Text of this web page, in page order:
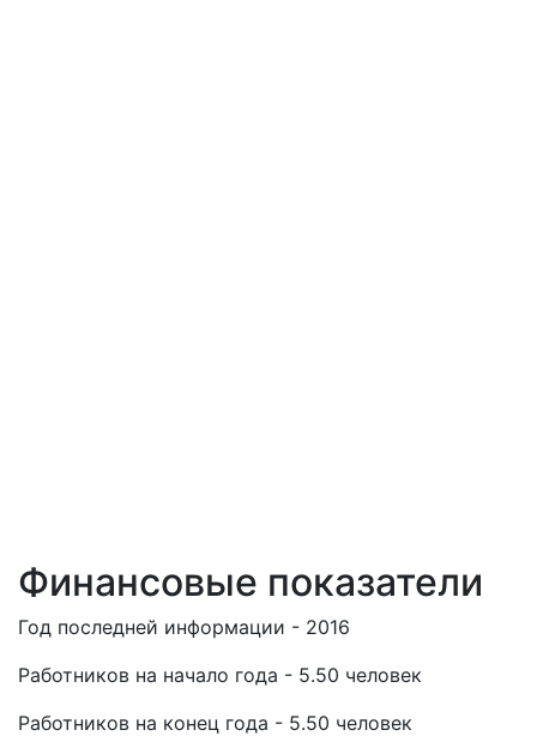
Финансовые показатели
Год последней информации - 2016
Работников на начало года - 5.50 человек
Работников на конец года - 5.50 человек